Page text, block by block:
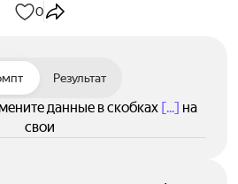
отношения к ним.
0
Результат
данные в скобках [...] на
свои